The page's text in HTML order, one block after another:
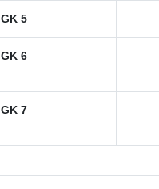
GK 5
GK 6
GK 7